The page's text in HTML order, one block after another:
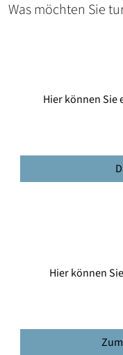
Was möchten Sie
Hier können Sie
Hier können